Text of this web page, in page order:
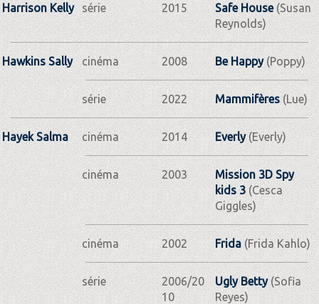
Harrison Kelly série 2015 Safe House(Susan
Reynolds)
Hawkins Sally cinéma 2008 Be Happy(Poppy)
série 2022 Mammifères(Lue)
Hayek Salma cinéma 2014 Everly(Everly)
cinéma 2003
Mission 3D Spy
kids 3(Cesca
Giggles)
cinéma 2002 Frida(Frida Kahlo)
série
2006/20
10
Ugly Betty(Sofia
Reyes)